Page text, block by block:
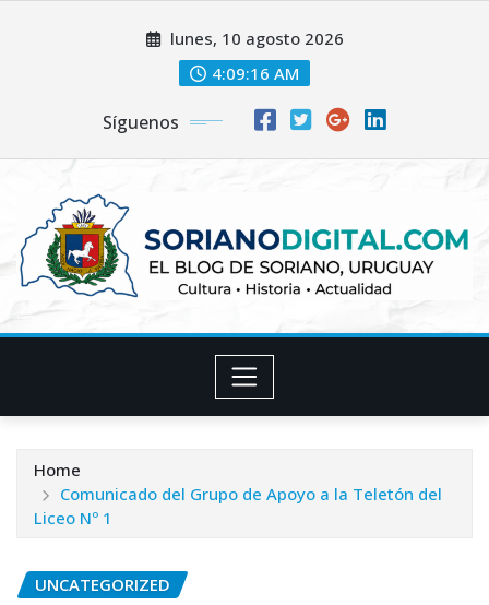
lunes, 10 agosto 2026
4:09:17 AM
Síguenos
Home
Comunicado del Grupo de Apoyo a la Teletón del
Liceo Nº 1
UNCATEGORIZED